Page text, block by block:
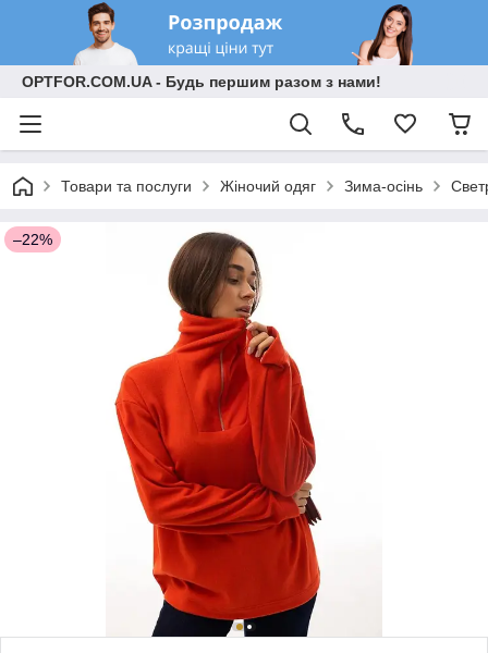
OPTFOR.COM.UA - Будь першим разом з нами!
Товари та послуги Жіночий одяг Зима-осінь
–22%